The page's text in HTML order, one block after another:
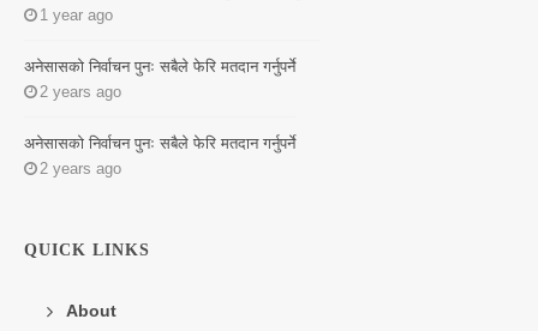
1 year ago
अनेसासको निर्वाचन पुनः सबैले फेरि मतदान गर्नुपर्ने
2 years ago
अनेसासको निर्वाचन पुनः सबैले फेरि मतदान गर्नुपर्ने
2 years ago
QUICK LINKS
About